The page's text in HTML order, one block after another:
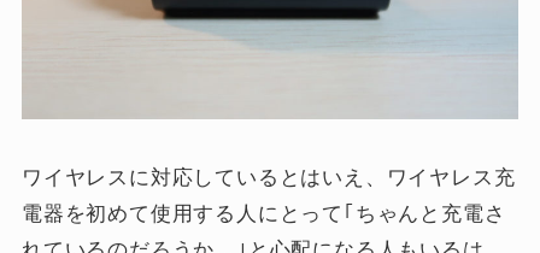
ワイヤレスに対応しているとはいえ、ワイヤレス充
電器を初めて使用する人にとって｢ちゃんと充電さ